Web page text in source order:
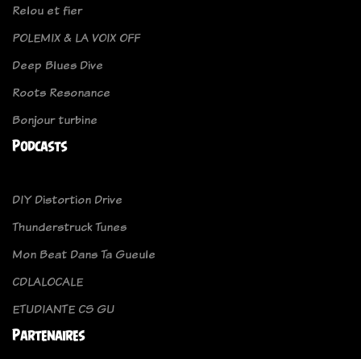
Relou et fier
POLEMIX & LA VOIX OFF
Deep Blues Dive
Roots Resonance
Bonjour turbine
Podcasts
DIY Distortion Drive
Thunderstruck Tunes
Mon Beat Dans Ta Gueule
CDLALOCALE
ETUDIANTE CS GU
Partenaires